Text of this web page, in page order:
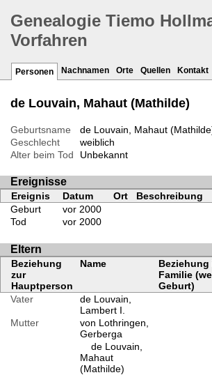
Genealogie Tiemo
Vorfahren
Personen Nachnamen Orte Quellen Kontakt
de Louvain, Mahaut (Mathilde)
Geburtsname
de Louvain, Mahaut
Geschlecht
weiblich
Alter beim Tod
Unbekannt
Ereignisse
Ereignis Datum Ort Beschreibung
Geburt
vor 2000
Tod
vor 2000
Eltern
Beziehung
zur
Hauptperson
Name
Familie
Geburt)
Vater
de Louvain,
Lambert I.
Mutter
von Lothringen,
Gerberga
de Louvain,
Mahaut
(Mathilde)